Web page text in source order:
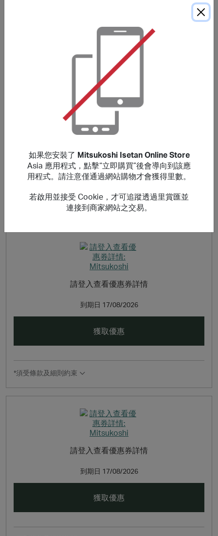
※日本国外からWorld Shoppingを利用してのお買い物は特
このサイトで掲載していないバウチャー、クーポンコード
を使用した場合、ご購入が特典の対象外になる場合があり
ます。郵便料金、手数料、配送料及び、お客様がお住いの
地域で発生するご購入に関わる税（付加価値税、消費税な
どを含みますが、これに限りません）は特典の対象にはな
(PR) 三越伊勢丹の公式通販サイトでは、百貨店ならではの
人気アイテムや限定品を取り扱っています。
請登入查看優惠券詳情
到期日 17/08/2026
獲取優惠
*須受條款及細則約束
請登入查看優惠券詳情
到期日 17/08/2026
獲取優惠
如果您安裝了 Mitsukoshi Isetan Online Store
Asia 應用程式，點擊“立即購買”後會導向到該應
用程式。請注意僅通過網站購物才會獲得里數。
若啟用並接受 Cookie，才可追蹤透過里賞匯並
連接到商家網站之交易。